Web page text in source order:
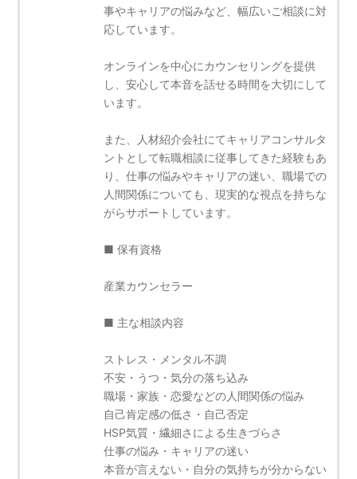
事やキャリアの悩みなど、幅広いご相談に対
応しています。
オンラインを中心にカウンセリングを提供
し、安心して本音を話せる時間を大切にして
います。
また、人材紹介会社にてキャリアコンサルタ
ントとして転職相談に従事してきた経験もあ
り、仕事の悩みやキャリアの迷い、職場での
人間関係についても、現実的な視点を持ちな
がらサポートしています。
■ 保有資格
産業カウンセラー
■ 主な相談内容
ストレス・メンタル不調
不安・うつ・気分の落ち込み
職場・家族・恋愛などの人間関係の悩み
自己肯定感の低さ・自己否定
HSP気質・繊細さによる生きづらさ
仕事の悩み・キャリアの迷い
本音が言えない・自分の気持ちが分からない